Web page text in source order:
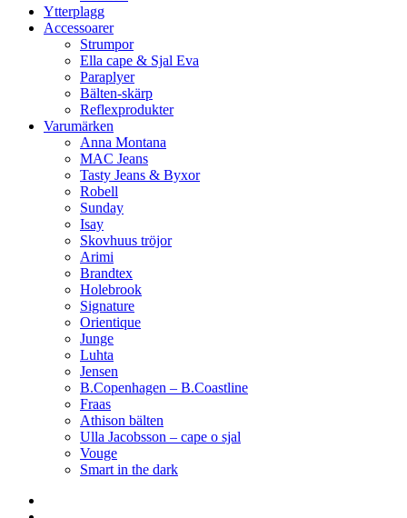
Ytterplagg
Accessoarer
Strumpor
Ella cape & Sjal Eva
Paraplyer
Bälten-skärp
Reflexprodukter
Varumärken
Anna Montana
MAC Jeans
Tasty Jeans & Byxor
Robell
Sunday
Isay
Skovhuus tröjor
Arimi
Brandtex
Holebrook
Signature
Orientique
Junge
Luhta
Jensen
B.Copenhagen – B.Coastline
Fraas
Athison bälten
Ulla Jacobsson – cape o sjal
Vouge
Smart in the dark